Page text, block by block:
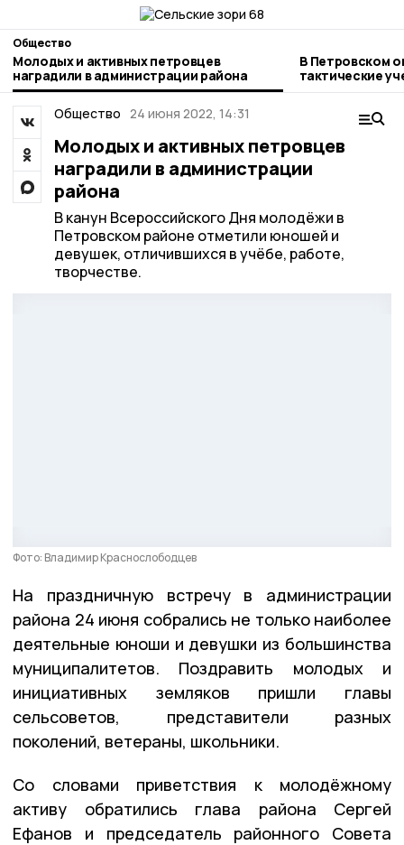
Общество
Молодых и активных петровцев
наградили в администрации района
В Петровском
тактические
Общество 24 июня 2022, 14:31
Молодых и активных петровцев
наградили в администрации
района
В канун Всероссийского Дня молодёжи в
Петровском районе отметили юношей и
девушек, отличившихся в учёбе, работе,
творчестве.
Фото: Владимир Краснослободцев
На праздничную встречу в администрации
района 24 июня собрались не только наиболее
деятельные юноши и девушки из большинства
муниципалитетов. Поздравить молодых и
инициативных земляков пришли главы
сельсоветов, представители разных
поколений, ветераны, школьники.
Со словами приветствия к молодёжному
активу обратились глава района Сергей
Ефанов и председатель районного Совета